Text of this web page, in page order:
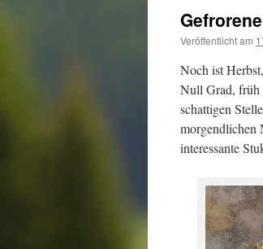
Veröffentlicht am
Noch ist
Null Grad, früh
schattigen
morgendlichen
interessante